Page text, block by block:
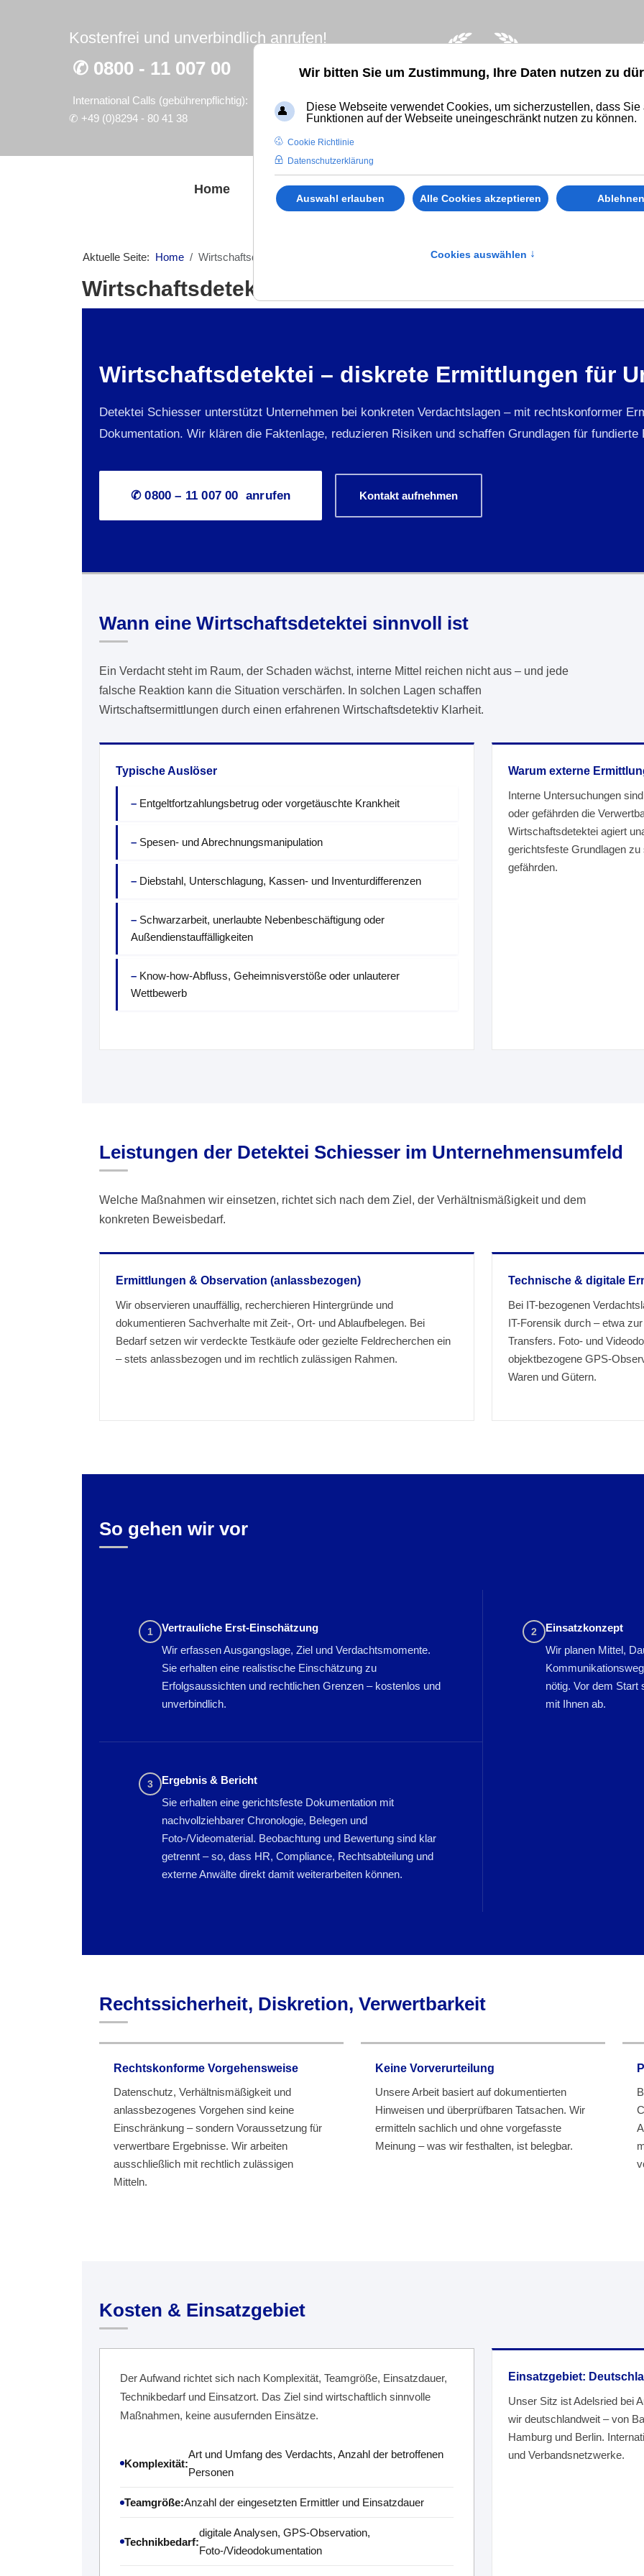
Wir bitten Sie um Zustimmung, Ihre Daten nutzen zu
Diese Webseite verwendet Cookies, um sicherzustellen, dass Sie
Funktionen auf der Webseite uneingeschränkt nutzen zu können.
Cookie Richtlinie
Datenschutzerklärung
Auswahl erlauben Alle Cookies akzeptieren Ablehnen
Cookies auswählen ↑
Kostenfrei und unverbindlich anrufen!
✆ 0800 - 11 007 00
International Calls (gebührenpflichtig):
✆ +49 (0)8294 - 80 41 38
Home Wirtschaftsdetektei® Privatdetektei IT Forensik
Aktuelle Seite: Home Wirtschaftsdetektei®
Wirtschaftsdetektei – Betrug & Delikte aufdecken |
Wirtschaftsdetektei – diskrete Ermittlungen für
Detektei Schiesser unterstützt Unternehmen bei konkreten Verdachtslagen – mit rechtskonformer
Dokumentation. Wir klären die Faktenlage, reduzieren Risiken und schaffen Grundlagen für fundierte
✆ 0800 – 11 007 00 anrufen Kontakt aufnehmen
Wann eine Wirtschaftsdetektei sinnvoll ist
Ein Verdacht steht im Raum, der Schaden wächst, interne Mittel reichen nicht aus – und jede
falsche Reaktion kann die Situation verschärfen. In solchen Lagen schaffen
Wirtschaftsermittlungen durch einen erfahrenen Wirtschaftsdetektiv Klarheit.
Typische Auslöser
Entgeltfortzahlungsbetrug oder vorgetäuschte Krankheit
Spesen- und Abrechnungsmanipulation
Diebstahl, Unterschlagung, Kassen- und Inventurdifferenzen
Schwarzarbeit, unerlaubte Nebenbeschäftigung oder
Außendienstauffälligkeiten
Know-how-Abfluss, Geheimnisverstöße oder unlauterer
Wettbewerb
Warum externe
Interne Untersuchungen
oder gefährden die
Wirtschaftsdetektei agiert
gerichtsfeste Grundlagen
gefährden.
Leistungen der Detektei Schiesser im Unternehmensumfeld
Welche Maßnahmen wir einsetzen, richtet sich nach dem Ziel, der Verhältnismäßigkeit und dem
konkreten Beweisbedarf.
Ermittlungen & Observation (anlassbezogen)
Wir observieren unauffällig, recherchieren Hintergründe und
dokumentieren Sachverhalte mit Zeit-, Ort- und Ablaufbelegen. Bei
Bedarf setzen wir verdeckte Testkäufe oder gezielte Feldrecherchen ein
– stets anlassbezogen und im rechtlich zulässigen Rahmen.
Technische & digitale
Bei IT-bezogenen
IT-Forensik durch – etwa
Transfers. Foto- und
objektbezogene GPS-
Waren und Gütern.
So gehen wir vor
1
Vertrauliche Erst-Einschätzung
Wir erfassen Ausgangslage, Ziel und Verdachtsmomente.
Sie erhalten eine realistische Einschätzung zu
Erfolgsaussichten und rechtlichen Grenzen – kostenlos und
unverbindlich.
2
Einsatzkonzept
Wir planen Mittel,
nötig. Vor dem Start
mit Ihnen ab.
3
Ergebnis & Bericht
Sie erhalten eine gerichtsfeste Dokumentation mit
nachvollziehbarer Chronologie, Belegen und
Foto-/Videomaterial. Beobachtung und Bewertung sind klar
getrennt – so, dass HR, Compliance, Rechtsabteilung und
externe Anwälte direkt damit weiterarbeiten können.
Rechtssicherheit, Diskretion, Verwertbarkeit
Rechtskonforme Vorgehensweise
Datenschutz, Verhältnismäßigkeit und
anlassbezogenes Vorgehen sind keine
Einschränkung – sondern Voraussetzung für
verwertbare Ergebnisse. Wir arbeiten
ausschließlich mit rechtlich zulässigen
Mitteln.
Keine Vorverurteilung
Unsere Arbeit basiert auf dokumentierten
Hinweisen und überprüfbaren Tatsachen. Wir
ermitteln sachlich und ohne vorgefasste
Meinung – was wir festhalten, ist belegbar.
Kosten & Einsatzgebiet
Der Aufwand richtet sich nach Komplexität, Teamgröße, Einsatzdauer,
Technikbedarf und Einsatzort. Das Ziel sind wirtschaftlich sinnvolle
Maßnahmen, keine ausufernden Einsätze.
Komplexität:
Art und Umfang des Verdachts, Anzahl der betroffenen
Personen
Teamgröße:Anzahl der eingesetzten Ermittler und Einsatzdauer
Technikbedarf:
digitale Analysen, GPS-Observation,
Foto-/Videodokumentation
Einsatzgebiet:
Unser Sitz ist Adelsried bei
wir deutschlandweit – von
Hamburg und Berlin.
und Verbandsnetzwerke.